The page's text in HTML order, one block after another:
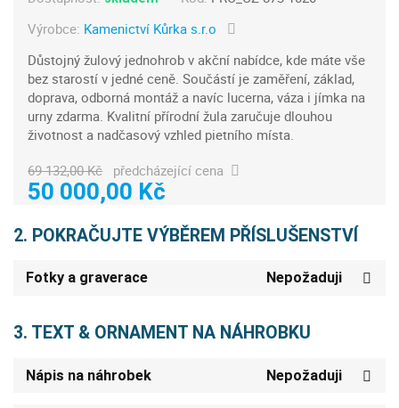
Výrobce: Kamenictví Kůrka s.r.o
Důstojný žulový jednohrob v akční nabídce, kde máte vše
bez starostí v jedné ceně. Součástí je zaměření, základ,
doprava, odborná montáž a navíc lucerna, váza i jímka na
urny zdarma. Kvalitní přírodní žula zaručuje dlouhou
životnost a nadčasový vzhled pietního místa.
69 132,00 Kč předcházející cena
50 000,00 Kč
2. POKRAČUJTE VÝBĚREM PŘÍSLUŠENSTVÍ
Fotky a graverace Nepožaduji
3. TEXT & ORNAMENT NA NÁHROBKU
Nápis na náhrobek Nepožaduji